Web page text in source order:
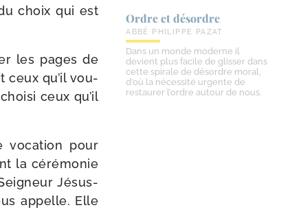
choix qui est
les pages de
ceux qu’il vou­
ceux qu’il
voca­tion pour
la céré­mo­nie
Jésus-​
appelle. Elle
Ordre et désordre
ABBÉ PHILIPPE PAZAT
Dans un monde moderne il
devient plus facile de glisser dans
cette spirale de désordre moral,
d’où la nécessité urgente de
restaurer l’ordre autour de nous.